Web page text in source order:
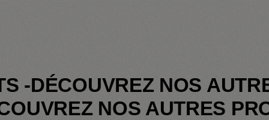
NOS AUTRES
DÉCOUVREZ NOS